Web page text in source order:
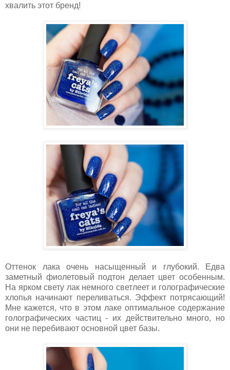
хвалить этот бренд!
Оттенок лака очень насыщенный и глубокий. Едва
заметный фиолетовый подтон делает цвет особенным.
На ярком свету лак немного светлеет и голографические
хлопья начинают переливаться. Эффект потрясающий!
Мне кажется, что в этом лаке оптимальное содержание
голографических частиц - их действительно много, но
они не перебивают основной цвет базы.